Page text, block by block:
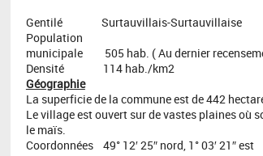
Gentilé Surtauvillais-Surtauvillaise
Population
municipale 505 hab. ( Au dernier
Densité 114 hab./km2
Géographie
La superficie de la commune est de 442
Le village est ouvert sur de vastes plaines où
le maïs.
Coordonnées 49° 12′ 25″ nord, 1° 03′ 21″ est